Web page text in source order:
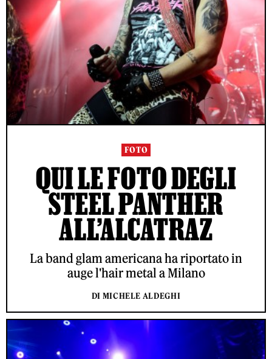
FOTO
QUI LE FOTO DEGLI
STEEL PANTHER
ALL’ALCATRAZ
La band glam americana ha riportato in
auge l'hair metal a Milano
DI MICHELE ALDEGHI